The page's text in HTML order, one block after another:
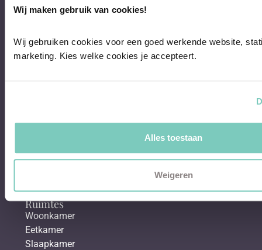
Wij maken gebruik van cookies!
Wij gebruiken cookies voor een goed werkende website,
marketing. Kies welke cookies je accepteert.
Alles toestaan
Weigeren
Eettafels
Fauteuils
Klantenservice
Shop the look
Interieur posts
Ruimtes
Woonkamer
Eetkamer
Slaapkamer